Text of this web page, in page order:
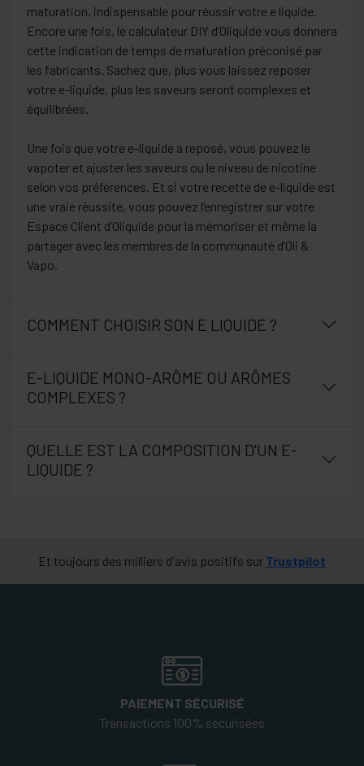
maturation, indispensable pour réussir votre e liquide.
Encore une fois, le calculateur DIY d’Oliquide vous donnera
cette indication de temps de maturation préconisé par
les fabricants. Sachez que, plus vous laissez reposer
votre e-liquide, plus les saveurs seront complexes et
équilibrées.
Une fois que votre e-liquide a reposé, vous pouvez le
vapoter et ajuster les saveurs ou le niveau de nicotine
selon vos préférences. Et si votre recette de e-liquide est
une vraie réussite, vous pouvez l’enregistrer sur votre
Espace Client d’Oliquide pour la mémoriser et même la
partager avec les membres de la communauté d’Oli &
Vapo.
COMMENT CHOISIR SON E LIQUIDE ?
E-LIQUIDE MONO-ARÔME OU ARÔMES
COMPLEXES ?
QUELLE EST LA COMPOSITION D'UN E-
LIQUIDE ?
Et toujours des milliers d'avis positifs sur Trustpilot
PAIEMENT SÉCURISÉ
Transactions 100% sécurisées